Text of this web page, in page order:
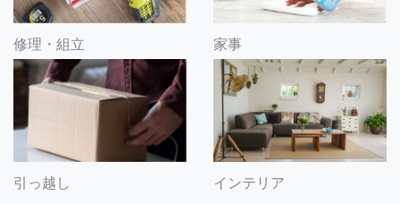
修理・組立 家事
引っ越し インテリア